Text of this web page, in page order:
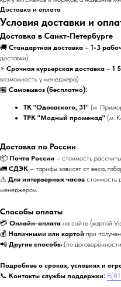
Доставка и оплата
Условия доставки и
Доставка в Санкт-Петербурге
🚚 Стандартная доставка – 1-3
доставки)
⚡ Срочная курьерская доставка – 1
возможность у менеджера)
🏪 Самовывоз (бесплатно):
ТК "Одоевского, 31" (м.
ТРК "Модный променад" (м.
Доставка по России
📦 Почта России – стоимость
🚛 СДЭК – тарифы зависят от веса,
⚠ Для интерьерных часов стоимость
менеджером.
Способы оплаты
💳 Онлайн-оплата на сайте (картой
💰 Наличными или картой при
📲 Другие способы (по
Подробнее о сроках, условиях и
📞 Контакты службы поддержки: